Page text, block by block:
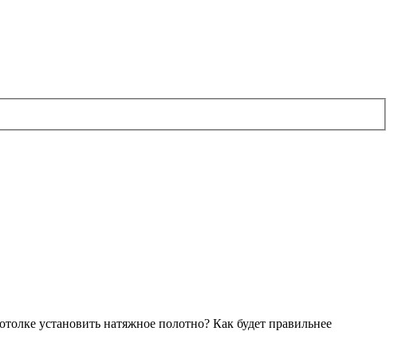
установить натяжное полотно? Как будет правильнее